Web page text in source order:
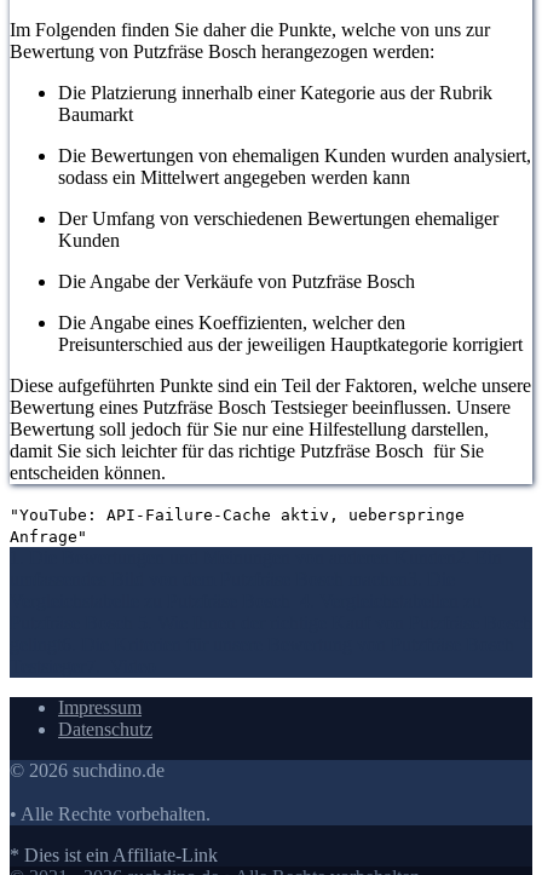
Im Folgenden finden Sie daher die Punkte, welche von uns zur
Bewertung von Putzfräse Bosch herangezogen werden:
Die Platzierung innerhalb einer Kategorie aus der Rubrik
Baumarkt
Die Bewertungen von ehemaligen Kunden wurden analysiert,
sodass ein Mittelwert angegeben werden kann
Der Umfang von verschiedenen Bewertungen ehemaliger
Kunden
Die Angabe der Verkäufe von Putzfräse Bosch
Die Angabe eines Koeffizienten, welcher den
Preisunterschied aus der jeweiligen Hauptkategorie korrigiert
Diese aufgeführten Punkte sind ein Teil der Faktoren, welche unsere
Bewertung eines Putzfräse Bosch Testsieger beeinflussen. Unsere
Bewertung soll jedoch für Sie nur eine Hilfestellung darstellen,
damit Sie sich leichter für das richtige Putzfräse Bosch für Sie
entscheiden können.
"YouTube: API-Failure-Cache aktiv, ueberspringe
Anfrage"
Impressum
Datenschutz
© 2026 suchdino.de
• Alle Rechte vorbehalten.
* Dies ist ein Affiliate-Link